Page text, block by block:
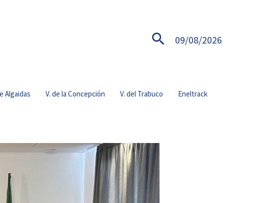
Buscar09/08/2026
Algaidas V. de la Concepción V. del Trabuco Eneltrack